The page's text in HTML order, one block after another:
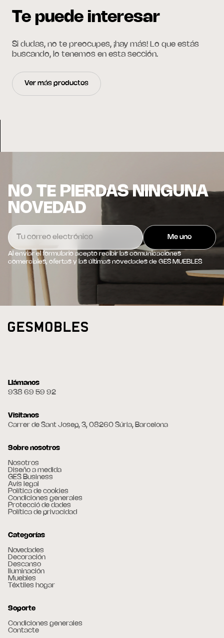
Te puede interesar
Si dudas, no te preocupes, ¡hay más! Lo que estás
buscando, lo tenemos en esta sección.
Ver más productos
NO TE PIERDAS NINGUNA
NOVEDAD
Al enviar el formulario acepto recibir las comunicaciones
comerciales, ofertas y las últimas novedades de GES MUEBLES
Llámanos
938 69 59 92
Visitanos
Carrer de Sant Josep, 3, 08260 Súria, Barcelona
Sobre nosotros
Nosotros
Diseño a medida
GES Business
Avís legal
Política de cookies
Condiciones generales
Protecció de dades
Política de privacidad
Categorías
Novedades
Decoración
Descanso
Iluminación
Muebles
Téxtiles hogar
Soporte
Condiciones generales
Contacte